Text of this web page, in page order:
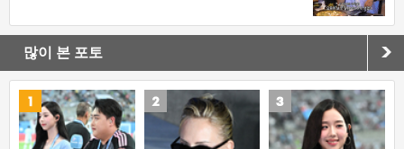
많이 본 포토